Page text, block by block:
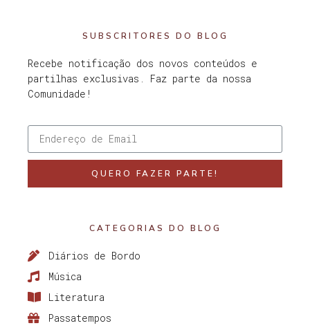
SUBSCRITORES DO BLOG
Recebe notificação dos novos conteúdos e
partilhas exclusivas. Faz parte da nossa
Comunidade!
QUERO FAZER PARTE!
CATEGORIAS DO BLOG
Diários de Bordo
Música
Literatura
Passatempos